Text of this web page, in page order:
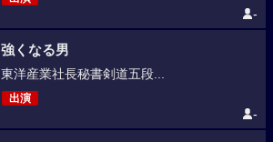
-
強くなる男
東洋産業社長秘書剣道五段...
出演
-